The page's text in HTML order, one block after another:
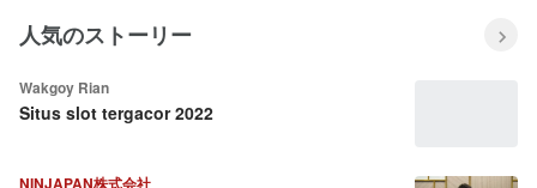
人気のストーリー
Wakgoy Rian
Situs slot tergacor 2022
NINJAPAN株式会社